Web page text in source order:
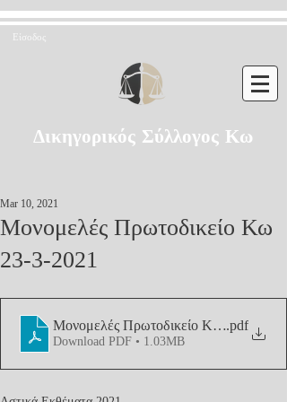
Είσοδος
Δικηγορικός Σύλλογος Κω
Μονομελές Πρωτοδικείο Κω
23-3-2021
Mar 10, 2021
Μονομελές Πρωτοδικείο Κω 23-3-2021
.pdf
Download PDF • 1.03MB